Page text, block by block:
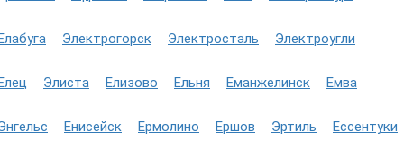
Электрогорск Электросталь Электроугли
Элиста Елизово Ельня Еманжелинск Емва
Енисейск Ермолино Ершов Эртиль Ессентуки